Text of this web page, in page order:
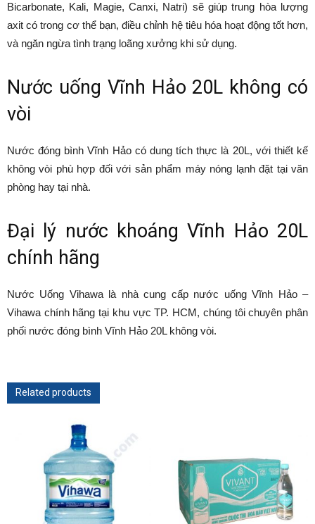
Bicarbonate, Kali, Magie, Canxi, Natri) sẽ giúp trung hòa lượng
axit có trong cơ thể bạn, điều chỉnh hệ tiêu hóa hoạt động tốt hơn,
và ngăn ngừa tình trạng loãng xưởng khi sử dụng.
Nước uống Vĩnh Hảo 20L không có
vòi
Nước đóng bình Vĩnh Hảo có dung tích thực là 20L, với thiết kế
không vòi phù hợp đối với sản phẩm máy nóng lạnh đặt tại văn
phòng hay tại nhà.
Đại lý nước khoáng Vĩnh Hảo 20L
chính hãng
Nước Uống Vihawa là nhà cung cấp nước uống Vĩnh Hảo –
Vihawa chính hãng tại khu vực TP. HCM, chúng tôi chuyên phân
phối nước đóng bình Vĩnh Hảo 20L không vòi.
Related products